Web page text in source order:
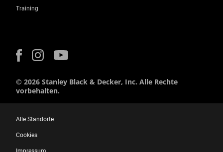
Training
© 2026 Stanley Black & Decker, Inc. Alle Rechte
vorbehalten.
Alle Standorte
Cookies